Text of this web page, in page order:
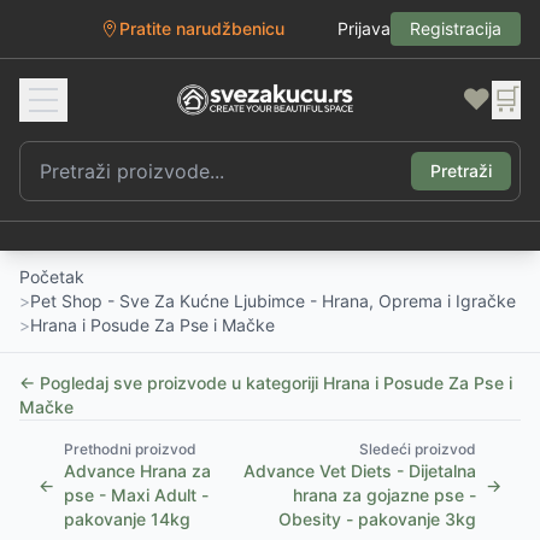
Pratite narudžbenicu Prijava Registracija
❤️ 🛒
Pretraži
Početak
>Pet Shop - Sve Za Kućne Ljubimce - Hrana, Oprema i Igračke
>Hrana i Posude Za Pse i Mačke
← Pogledaj sve proizvode u kategoriji Hrana i Posude Za Pse i
Mačke
←
Prethodni proizvod
Advance Hrana za
pse - Maxi Adult -
pakovanje 14kg
Sledeći proizvod
Advance Vet Diets - Dijetalna
hrana za gojazne pse -
Obesity - pakovanje 3kg
→